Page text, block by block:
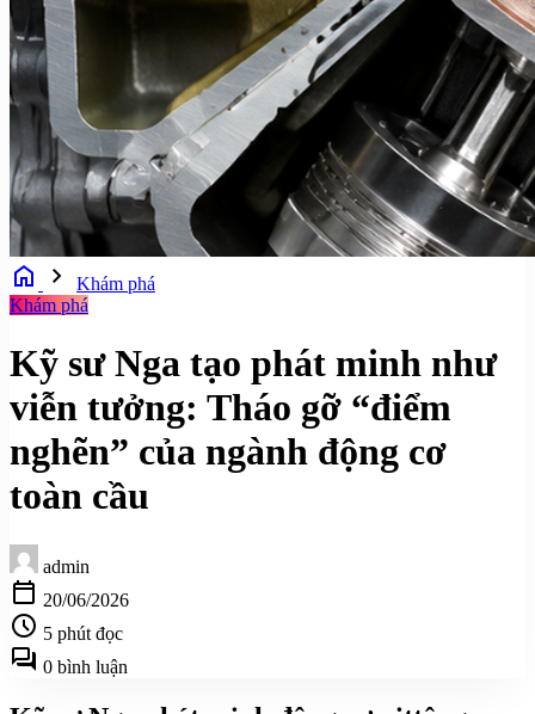
home chevron_right
Khám phá
Khám phá
Kỹ sư Nga tạo phát minh như
viễn tưởng: Tháo gỡ “điểm
nghẽn” của ngành động cơ
toàn cầu
admin
calendar_today 20/06/2026
schedule 5 phút đọc
forum 0 bình luận